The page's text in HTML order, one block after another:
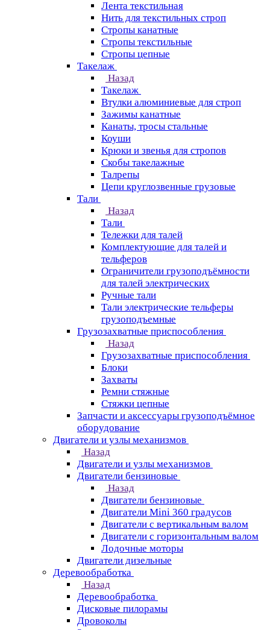
Лента текстильная
Нить для текстильных строп
Стропы канатные
Стропы текстильные
Стропы цепные
Такелаж
Назад
Такелаж
Втулки алюминиевые для строп
Зажимы канатные
Канаты, тросы стальные
Коуши
Крюки и звенья для стропов
Скобы такелажные
Талрепы
Цепи круглозвенные грузовые
Тали
Назад
Тали
Тележки для талей
Комплектующие для талей и
тельферов
Ограничители грузоподъёмности
для талей электрических
Ручные тали
Тали электрические тельферы
грузоподъемные
Грузозахватные приспособления
Назад
Грузозахватные приспособления
Блоки
Захваты
Ремни стяжные
Стяжки цепные
Запчасти и аксессуары грузоподъёмное
оборудование
Двигатели и узлы механизмов
Назад
Двигатели и узлы механизмов
Двигатели бензиновые
Назад
Двигатели бензиновые
Двигатели Mini 360 градусов
Двигатели с вертикальным валом
Двигатели с горизонтальным валом
Лодочные моторы
Двигатели дизельные
Деревообработка
Назад
Деревообработка
Дисковые пилорамы
Дровоколы